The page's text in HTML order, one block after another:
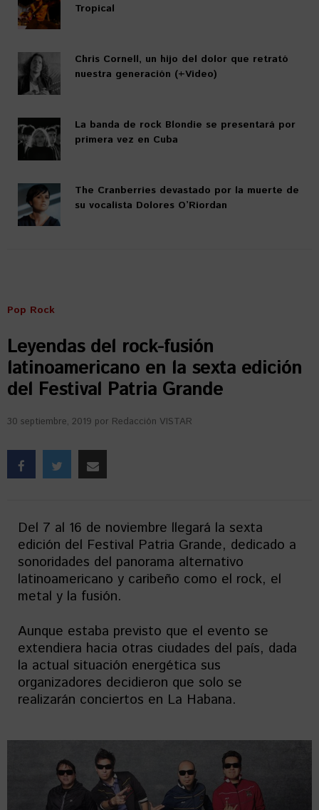
Tropical
Chris Cornell, un hijo del dolor que retrató
nuestra generación (+Video)
La banda de rock Blondie se presentará por
primera vez en Cuba
The Cranberries devastado por la muerte de
su vocalista Dolores O’Riordan
Pop Rock
Leyendas del rock-fusión
latinoamericano en la sexta edición
del Festival Patria Grande
30 septiembre, 2019 por Redacción VISTAR
Del 7 al 16 de noviembre llegará la sexta
edición del Festival Patria Grande, dedicado a
sonoridades del panorama alternativo
latinoamericano y caribeño como el rock, el
metal y la fusión.
Aunque estaba previsto que el evento se
extendiera hacia otras ciudades del país, dada
la actual situación energética sus
organizadores decidieron que solo se
realizarán conciertos en La Habana.